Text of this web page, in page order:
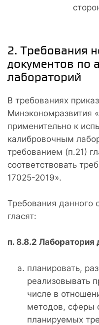
2. Требования
документов по
лабораторий
В требованиях
Минэкономразвития
применительно к
калибровочным
требованием (п.21)
соответствовать
17025-2019».
Требования данного
гласят:
п. 8.8.2 Лаборатория
планировать,
реализовывать
числе в
методов, сферы
планируемых